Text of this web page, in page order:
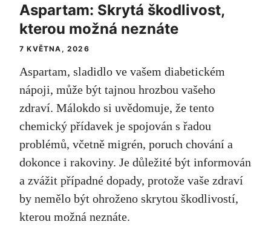
Aspartam: Skrytá škodlivost,
kterou možná neznáte
7 KVĚTNA, 2026
Aspartam, sladidlo ve vašem diabetickém
nápoji, může být tajnou hrozbou vašeho
zdraví. Málokdo si uvědomuje, že tento
chemický přídavek je spojován s řadou
problémů, včetně migrén, poruch chování a
dokonce i rakoviny. Je důležité být informován
a zvážit případné dopady, protože vaše zdraví
by nemělo být ohroženo skrytou škodlivostí,
kterou možná neznáte.